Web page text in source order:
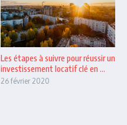
Les étapes à suivre pour réussir un
investissement locatif clé en ...
26 février 2020